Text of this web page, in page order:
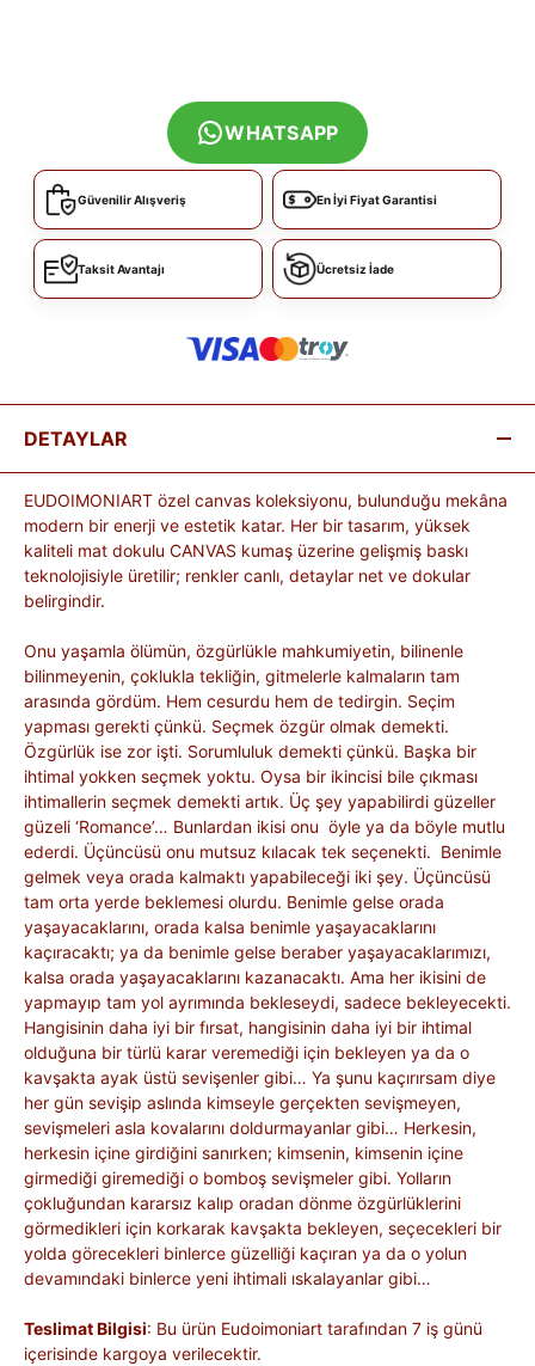
WHATSAPP
Güvenilir Alışveriş En İyi Fiyat Garantisi
Taksit Avantajı Ücretsiz İade
DETAYLAR
EUDOIMONIART özel canvas koleksiyonu, bulunduğu mekâna
modern bir enerji ve estetik katar. Her bir tasarım, yüksek
kaliteli mat dokulu CANVAS kumaş üzerine gelişmiş baskı
teknolojisiyle üretilir; renkler canlı, detaylar net ve dokular
belirgindir.
Onu yaşamla ölümün, özgürlükle mahkumiyetin, bilinenle
bilinmeyenin, çoklukla tekliğin, gitmelerle kalmaların tam
arasında gördüm. Hem cesurdu hem de tedirgin. Seçim
yapması gerekti çünkü. Seçmek özgür olmak demekti.
Özgürlük ise zor işti. Sorumluluk demekti çünkü. Başka bir
ihtimal yokken seçmek yoktu. Oysa bir ikincisi bile çıkması
ihtimallerin seçmek demekti artık. Üç şey yapabilirdi güzeller
güzeli ‘Romance’… Bunlardan ikisi onu öyle ya da böyle mutlu
ederdi. Üçüncüsü onu mutsuz kılacak tek seçenekti. Benimle
gelmek veya orada kalmaktı yapabileceği iki şey. Üçüncüsü
tam orta yerde beklemesi olurdu. Benimle gelse orada
yaşayacaklarını, orada kalsa benimle yaşayacaklarını
kaçıracaktı; ya da benimle gelse beraber yaşayacaklarımızı,
kalsa orada yaşayacaklarını kazanacaktı. Ama her ikisini de
yapmayıp tam yol ayrımında bekleseydi, sadece bekleyecekti.
Hangisinin daha iyi bir fırsat, hangisinin daha iyi bir ihtimal
olduğuna bir türlü karar veremediği için bekleyen ya da o
kavşakta ayak üstü sevişenler gibi… Ya şunu kaçırırsam diye
her gün sevişip aslında kimseyle gerçekten sevişmeyen,
sevişmeleri asla kovalarını doldurmayanlar gibi… Herkesin,
herkesin içine girdiğini sanırken; kimsenin, kimsenin içine
girmediği giremediği o bomboş sevişmeler gibi. Yolların
çokluğundan kararsız kalıp oradan dönme özgürlüklerini
görmedikleri için korkarak kavşakta bekleyen, seçecekleri bir
yolda görecekleri binlerce güzelliği kaçıran ya da o yolun
devamındaki binlerce yeni ihtimali ıskalayanlar gibi…
Teslimat Bilgisi: Bu ürün Eudoimoniart tarafından 7 iş günü
içerisinde kargoya verilecektir.